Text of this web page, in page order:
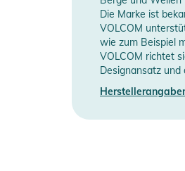
- Adjustable Cinch Cuff
- Brushed Tricot Lined
- Pocket Access Hem
- Specialty Ticket Ring
Manufacturer
Die Marke ist
VOLCOM
wie zum Beispiel
VOLCOM richtet
Designansatz